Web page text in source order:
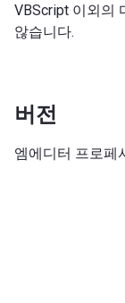
VBScript 이외의
않습니다.
버전
엠에디터 프로페